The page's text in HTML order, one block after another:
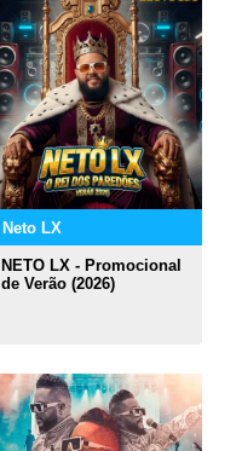
Neto LX
NETO LX - Promocional
de Verão (2026)